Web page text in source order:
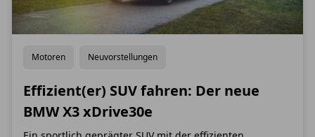
Motoren Neuvorstellungen
Effizient(er) SUV fahren: Der neue
BMW X3 xDrive30e